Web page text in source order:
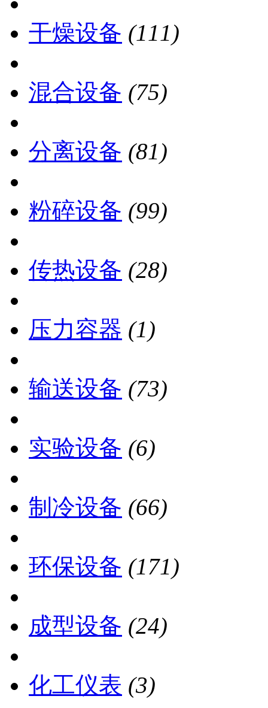
干燥设备 (111)
混合设备 (75)
分离设备 (81)
粉碎设备 (99)
传热设备 (28)
压力容器 (1)
输送设备 (73)
实验设备 (6)
制冷设备 (66)
环保设备 (171)
成型设备 (24)
化工仪表 (3)